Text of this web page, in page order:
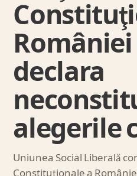
României
declara
alegerile
Uniunea Social Liberală